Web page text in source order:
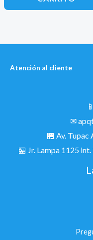
S/ 499.00.
S/ 299.00.
Atención al cliente
✉
🏪 Av.
🏪 Jr. Lampa 1125